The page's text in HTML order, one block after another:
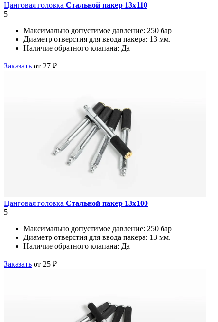
Цанговая головка Стальной пакер 13х110
5
Максимально допустимое давление: 250 бар
Диаметр отверстия для ввода пакера: 13 мм.
Наличие обратного клапана: Да
Заказать от 27 ₽
Цанговая головка Стальной пакер 13х100
5
Максимально допустимое давление: 250 бар
Диаметр отверстия для ввода пакера: 13 мм.
Наличие обратного клапана: Да
Заказать от 25 ₽